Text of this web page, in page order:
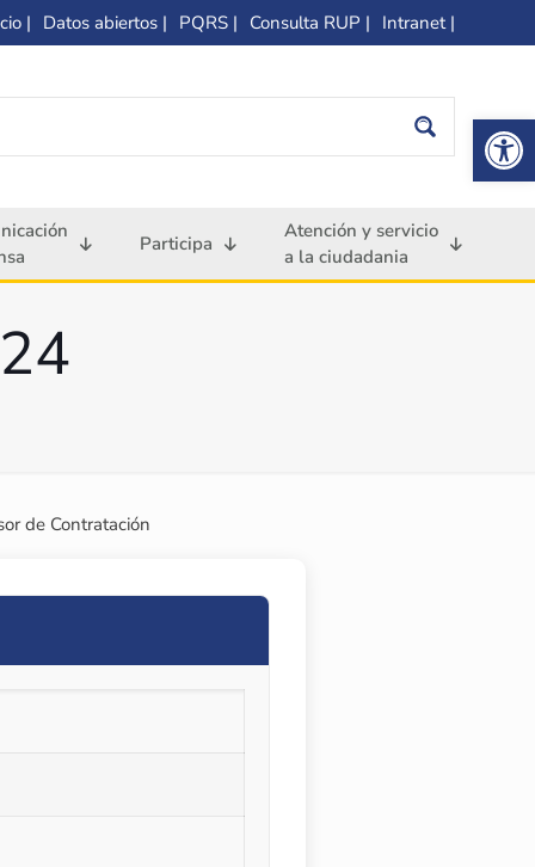
| Datos abiertos | PQRS | Consulta RUP | Intranet |
Participa
Atención y servicio
a la ciudadania
de Contratación